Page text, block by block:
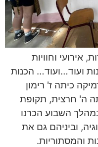
וחוויות
ועוד…ועוד… הכנות
כיתה ז' רימון
ה' חרצית, תקופת
השבוע הכרנו
וביניהם גם את
והמסתוריות.